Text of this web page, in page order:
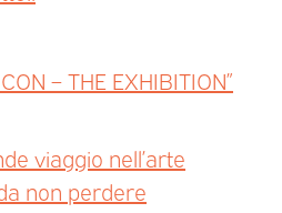
– THE EXHIBITION”
viaggio nell’arte
non perdere